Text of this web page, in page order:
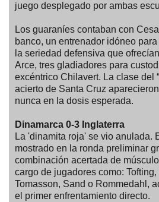
juego desplegado por ambas
Los guaraníes contaban con
banco, un entrenador idóneo
la seriedad defensiva que
Arce, tres gladiadores para
excéntrico Chilavert. La clase del
acierto de Santa Cruz
nunca en la dosis esperada.
Dinamarca 0-3 Inglaterra
La 'dinamita roja' se vio anulada.
mostrado en la ronda preliminar
combinación acertada de
cargo de jugadores como:
Tomasson, Sand o Rommedahl,
el primer enfrentamiento directo.